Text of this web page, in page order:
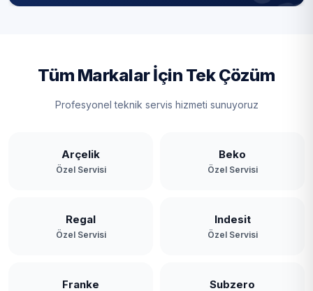
Tuzla
Üsküdar
Zeytinburnu
Tüm Markalar İçin Tek Çözüm
Profesyonel teknik servis hizmeti sunuyoruz
Arçelik
Özel Servisi
Beko
Özel Servisi
Regal
Özel Servisi
Indesit
Özel Servisi
Franke Subzero